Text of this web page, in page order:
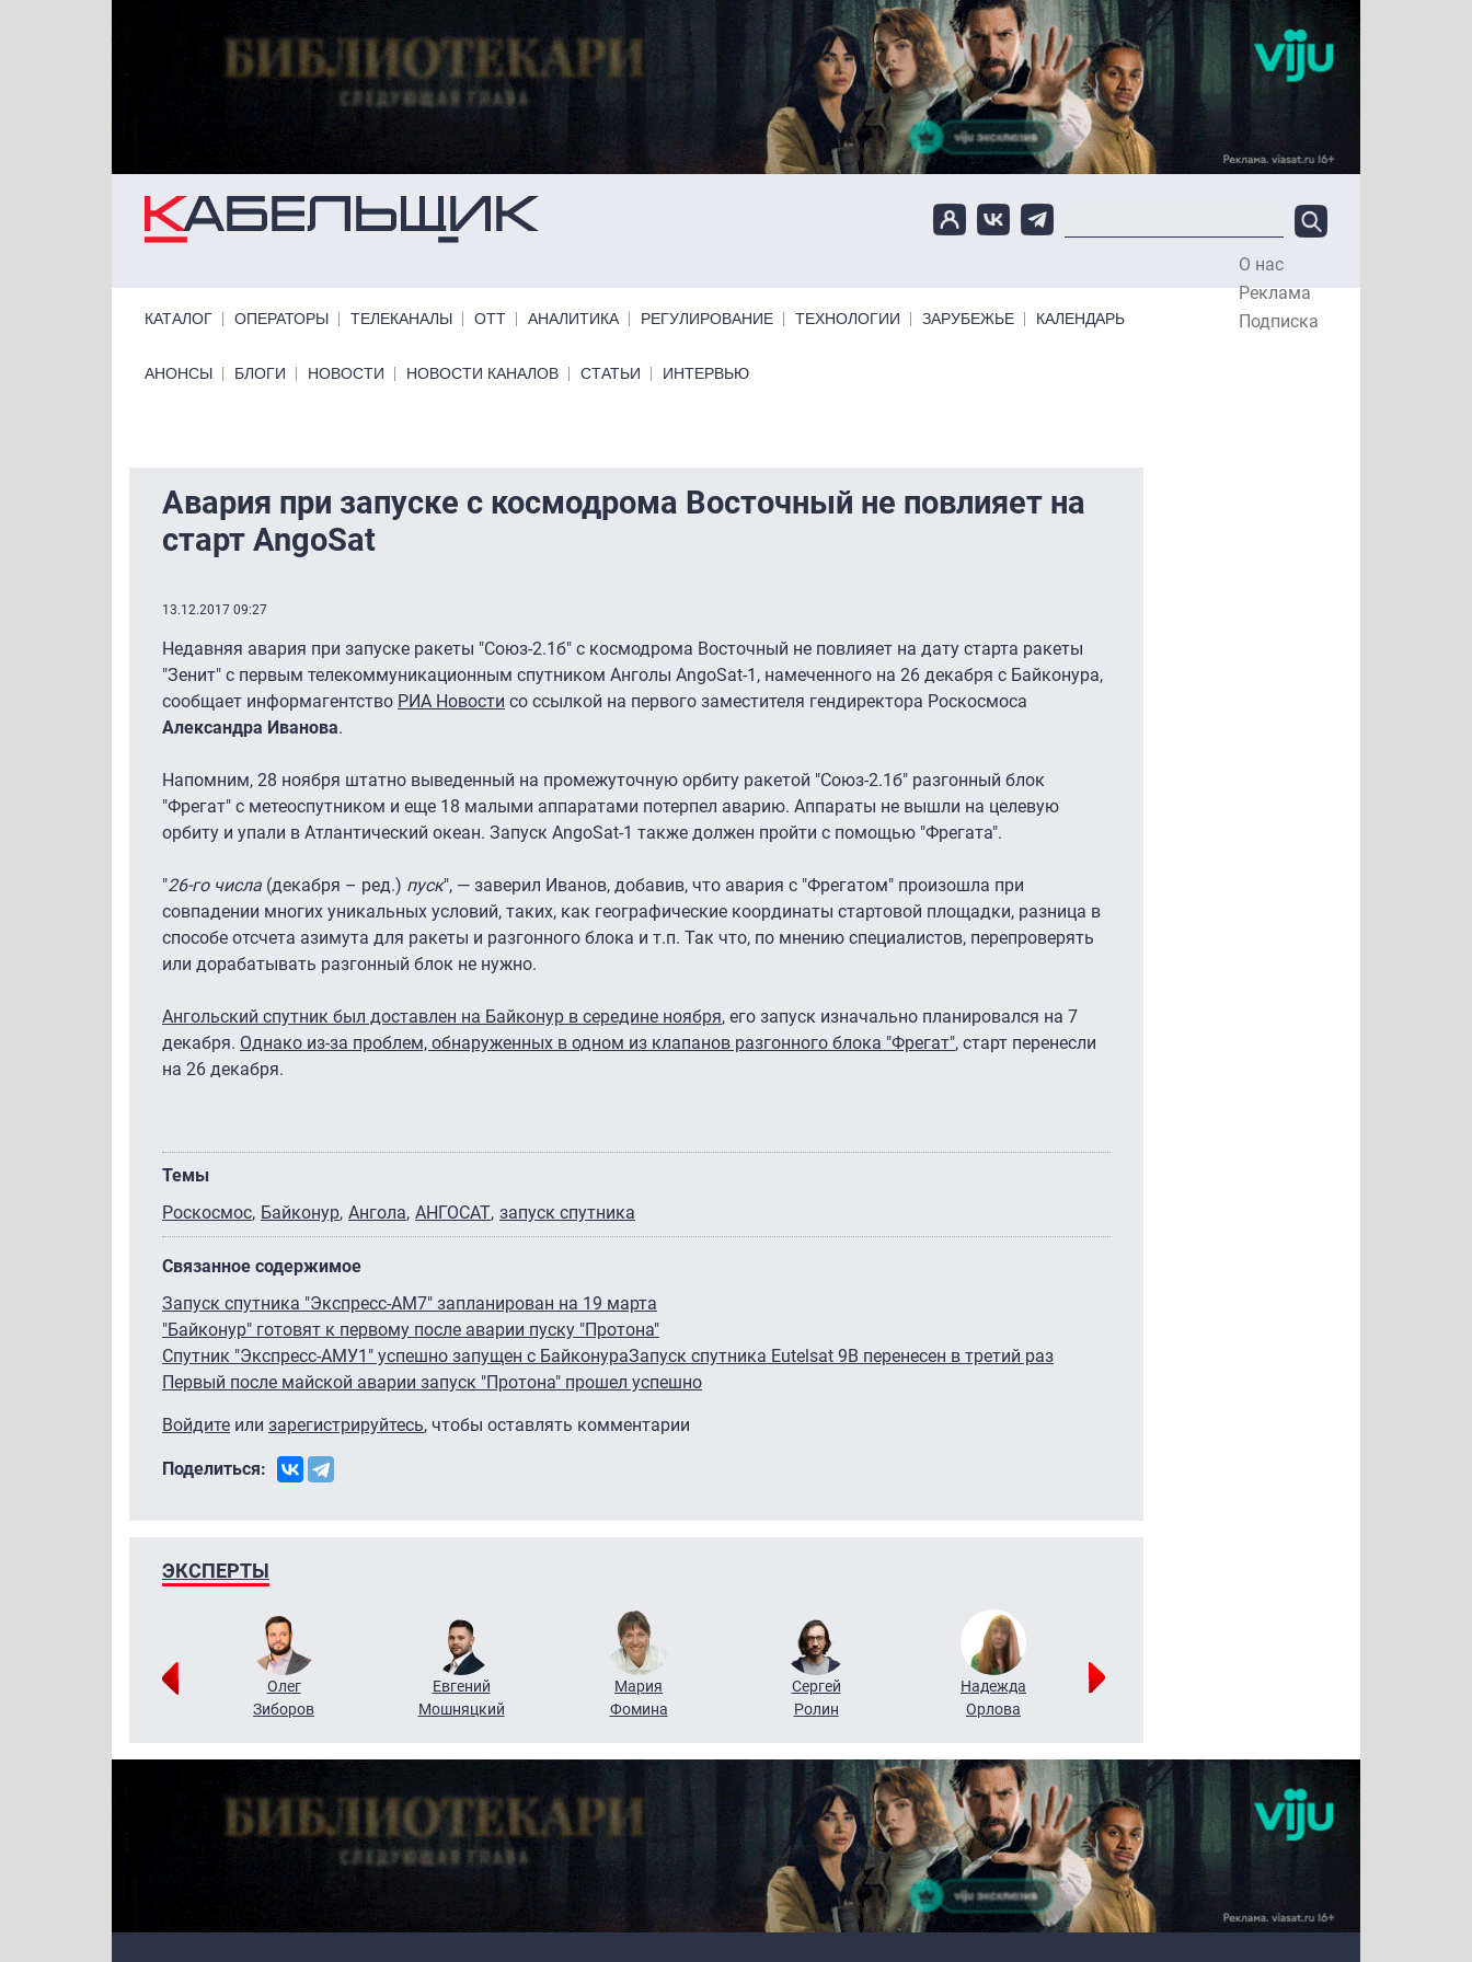
О нас
Реклама
Подписка
КАТАЛОГ ОПЕРАТОРЫ ТЕЛЕКАНАЛЫ ОТТ АНАЛИТИКА РЕГУЛИРОВАНИЕ ТЕХНОЛОГИИ ЗАРУБЕЖЬЕ КАЛЕНДАРЬ
Primary links bottom
АНОНСЫ БЛОГИ НОВОСТИ НОВОСТИ КАНАЛОВ СТАТЬИ ИНТЕРВЬЮ
Авария при запуске с космодрома Восточный не повлияет на
старт AngoSat
13.12.2017 09:27
Недавняя авария при запуске ракеты "Союз-2.1б" с космодрома Восточный не повлияет на дату старта ракеты
"Зенит" с первым телекоммуникационным спутником Анголы AngoSat-1, намеченного на 26 декабря с Байконура,
сообщает информагентство РИА Новости со ссылкой на первого заместителя гендиректора Роскосмоса
Александра Иванова.
Напомним, 28 ноября штатно выведенный на промежуточную орбиту ракетой "Союз-2.1б" разгонный блок
"Фрегат" с метеоспутником и еще 18 малыми аппаратами потерпел аварию. Аппараты не вышли на целевую
орбиту и упали в Атлантический океан. Запуск AngoSat-1 также должен пройти с помощью "Фрегата".
"26-го числа (декабря – ред.) пуск", — заверил Иванов, добавив, что авария с "Фрегатом" произошла при
совпадении многих уникальных условий, таких, как географические координаты стартовой площадки, разница в
способе отсчета азимута для ракеты и разгонного блока и т.п. Так что, по мнению специалистов, перепроверять
или дорабатывать разгонный блок не нужно.
Ангольский спутник был доставлен на Байконур в середине ноября, его запуск изначально планировался на 7
декабря. Однако из-за проблем, обнаруженных в одном из клапанов разгонного блока "Фрегат", старт перенесли
на 26 декабря.
Темы
Роскосмос Байконур Ангола АНГОСАТ запуск спутника
Связанное содержимое
Запуск спутника "Экспресс-АМ7" запланирован на 19 марта
"Байконур" готовят к первому после аварии пуску "Протона"
Спутник "Экспресс-АМУ1" успешно запущен с БайконураЗапуск спутника Eutelsat 9B перенесен в третий раз
Первый после майской аварии запуск "Протона" прошел успешно
Войдите или зарегистрируйтесь, чтобы оставлять комментарии
Поделиться:
ЭКСПЕРТЫ
Олег
Зиборов
Евгений
Мошняцкий
Мария
Фомина
Сергей
Ролин
Надежда
Орлова